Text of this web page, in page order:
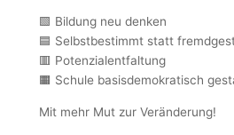
🟩 Bildung neu denken
🟦 Selbstbestimmt statt
🟥 Potenzialentfaltung
🟧 Schule basisdemokratisch
Mit mehr Mut zur Veränderung!